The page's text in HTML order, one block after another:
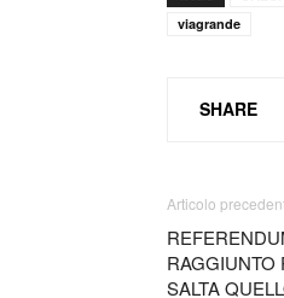
viagrande
SHARE
Articolo
RAGGIUNTO
SALTA